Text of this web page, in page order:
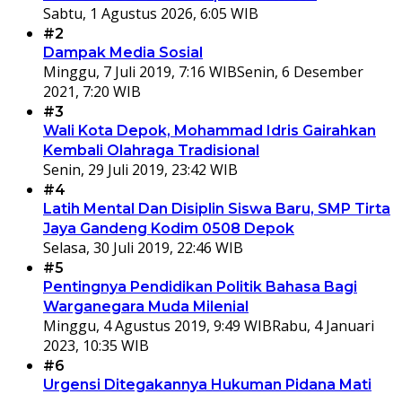
Sabtu, 1 Agustus 2026, 6:05 WIB
#2
Dampak Media Sosial
Minggu, 7 Juli 2019, 7:16 WIBSenin, 6 Desember
2021, 7:20 WIB
#3
Wali Kota Depok, Mohammad Idris Gairahkan
Kembali Olahraga Tradisional
Senin, 29 Juli 2019, 23:42 WIB
#4
Latih Mental Dan Disiplin Siswa Baru, SMP Tirta
Jaya Gandeng Kodim 0508 Depok
Selasa, 30 Juli 2019, 22:46 WIB
#5
Pentingnya Pendidikan Politik Bahasa Bagi
Warganegara Muda Milenial
Minggu, 4 Agustus 2019, 9:49 WIBRabu, 4 Januari
2023, 10:35 WIB
#6
Urgensi Ditegakannya Hukuman Pidana Mati